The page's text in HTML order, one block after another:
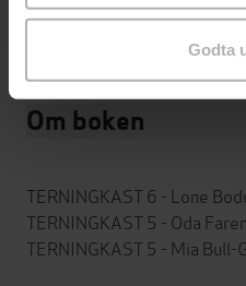
Godta
ISBN
Om boken
TERNINGKAST 6 - Lone
TERNINGKAST 5 - Oda
TERNINGKAST 5 - Mia Bull-